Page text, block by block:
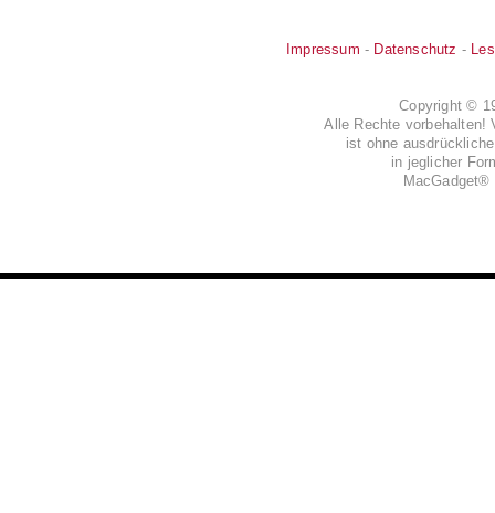
Impressum - Datenschutz -
Copyright ©
Alle Rechte vorbehalten!
ist ohne
in jeglicher
MacGadget®